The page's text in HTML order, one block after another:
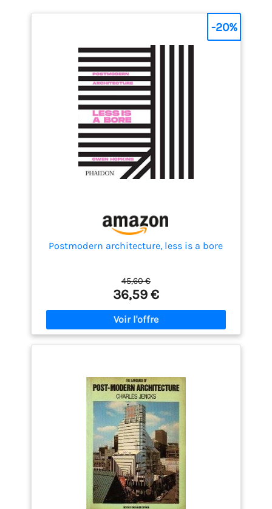
Postmodern architecture, less is a bore
45,60 €
36,59 €
-20%